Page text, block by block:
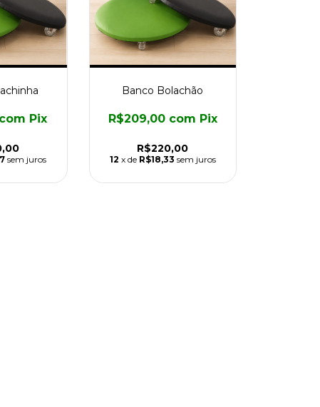
com Pix
sem juros
Banco Bolachão
R$220,00
R$209,00 com Pix
12 x de R$18,33 sem juros